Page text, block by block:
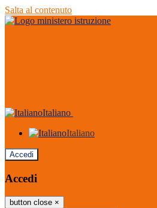
Salta al contenuto
Italiano
Italiano
Accedi
Accedi
button close ×